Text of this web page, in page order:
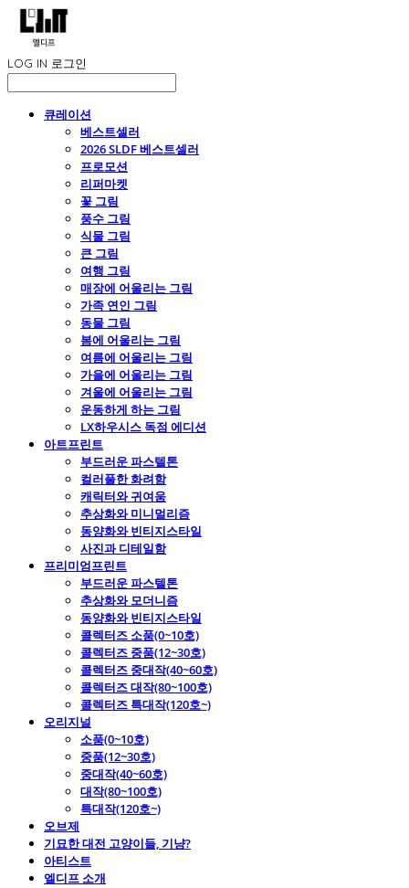
LOG IN 로그인
큐레이션
베스트셀러
2026 SLDF 베스트셀러
프로모션
리퍼마켓
꽃 그림
풍수 그림
식물 그림
큰 그림
여행 그림
매장에 어울리는 그림
가족 연인 그림
동물 그림
봄에 어울리는 그림
여름에 어울리는 그림
가을에 어울리는 그림
겨울에 어울리는 그림
운동하게 하는 그림
LX하우시스 독점 에디션
아트프린트
부드러운 파스텔톤
컬러풀한 화려함
캐릭터와 귀여움
추상화와 미니멀리즘
동양화와 빈티지스타일
사진과 디테일함
프리미엄프린트
부드러운 파스텔톤
추상화와 모더니즘
동양화와 빈티지스타일
콜렉터즈 소품(0~10호)
콜렉터즈 중품(12~30호)
콜렉터즈 중대작(40~60호)
콜렉터즈 대작(80~100호)
콜렉터즈 특대작(120호~)
오리지널
소품(0~10호)
중품(12~30호)
중대작(40~60호)
대작(80~100호)
특대작(120호~)
오브제
기묘한 대전 고양이들, 기냥?
아티스트
엘디프 소개